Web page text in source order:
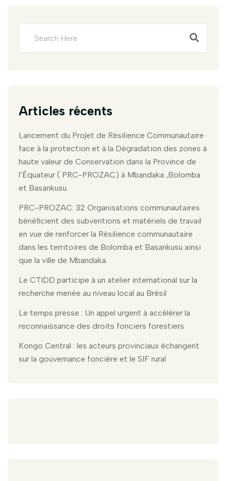
Articles récents
Lancement du Projet de Résilience Communautaire
face à la protection et à la Dégradation des zones à
haute valeur de Conservation dans la Province de
l’Équateur ( PRC-PROZAC) à Mbandaka ,Bolomba
et Basankusu.
PRC-PROZAC: 32 Organisations communautaires
bénéficient des subventions et matériels de travail
en vue de renforcer la Résilience communautaire
dans les territoires de Bolomba et Basankusu ainsi
que la ville de Mbandaka.
Le CTIDD participe à un atelier international sur la
recherche menée au niveau local au Brésil
Le temps presse : Un appel urgent à accélérer la
reconnaissance des droits fonciers forestiers
Kongo Central : les acteurs provinciaux échangent
sur la gouvernance foncière et le SIF rural